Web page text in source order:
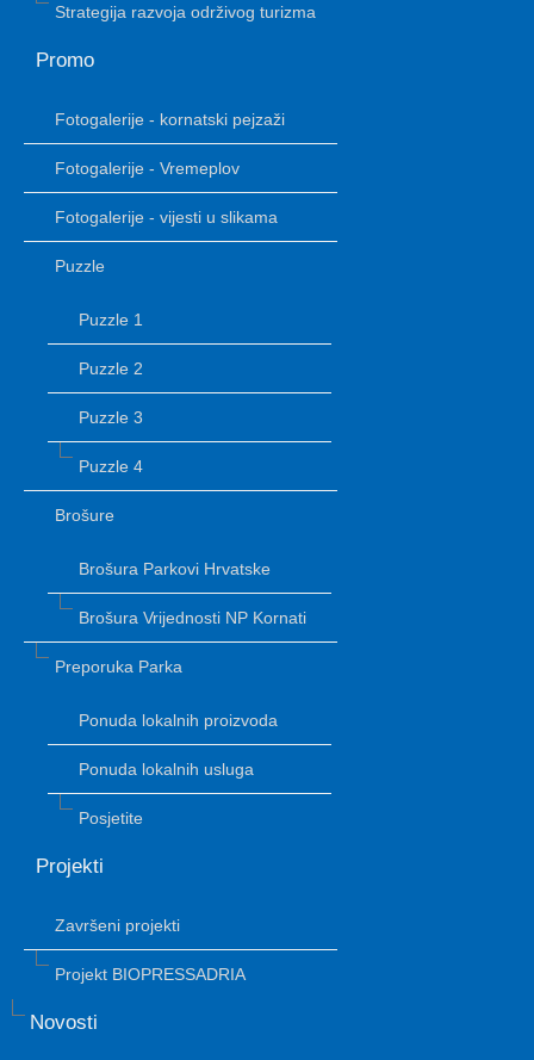
Strategija razvoja održivog turizma
Promo
Fotogalerije - kornatski pejzaži
Fotogalerije - Vremeplov
Fotogalerije - vijesti u slikama
Puzzle
Puzzle 1
Puzzle 2
Puzzle 3
Puzzle 4
Brošure
Brošura Parkovi Hrvatske
Brošura Vrijednosti NP Kornati
Preporuka Parka
Ponuda lokalnih proizvoda
Ponuda lokalnih usluga
Posjetite
Projekti
Završeni projekti
Projekt BIOPRESSADRIA
Novosti